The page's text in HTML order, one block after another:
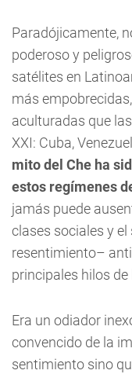
Paradójicamente,
poderoso y
satélites en
más
aculturadas que
XXI: Cuba,
mito del Che ha
estos regímenes
jamás puede
clases sociales y
resentimiento–
principales hilos
Era un odiador
convencido de la
sentimiento sino